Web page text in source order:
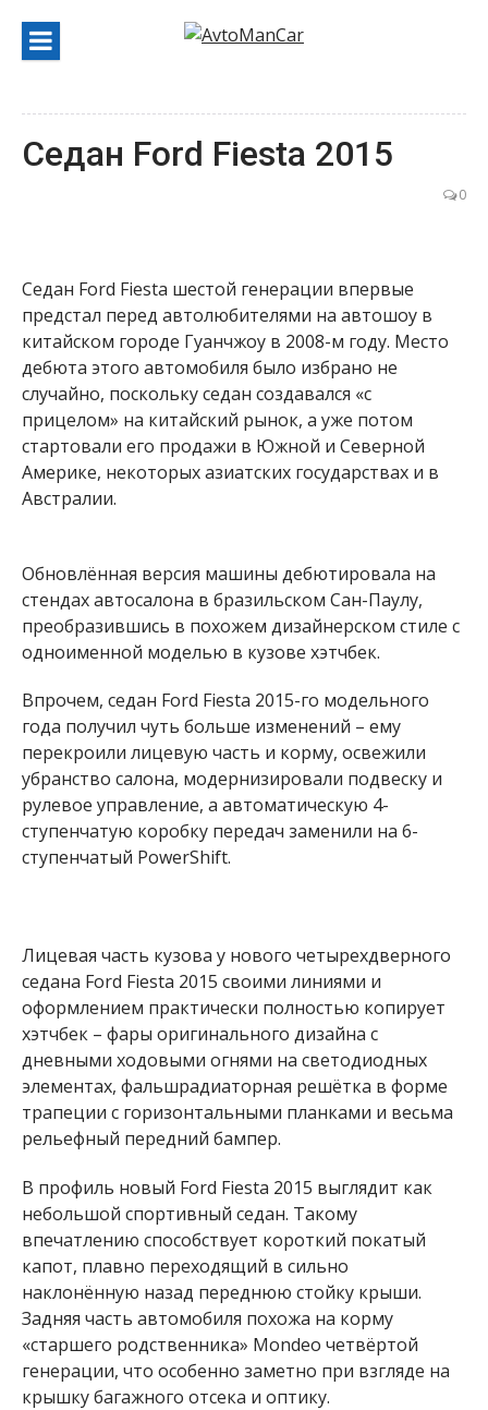
содержанию
Седан Ford Fiesta 2015
0
Седан Ford Fiesta шестой генерации впервые
предстал перед автолюбителями на автошоу в
китайском городе Гуанчжоу в 2008-м году. Место
дебюта этого автомобиля было избрано не
случайно, поскольку седан создавался «с
прицелом» на китайский рынок, а уже потом
стартовали его продажи в Южной и Северной
Америке, некоторых азиатских государствах и в
Австралии.
Обновлённая версия машины дебютировала на
стендах автосалона в бразильском Сан-Паулу,
преобразившись в похожем дизайнерском стиле с
одноименной моделью в кузове хэтчбек.
Впрочем, седан Ford Fiesta 2015-го модельного
года получил чуть больше изменений – ему
перекроили лицевую часть и корму, освежили
убранство салона, модернизировали подвеску и
рулевое управление, а автоматическую 4-
ступенчатую коробку передач заменили на 6-
ступенчатый PowerShift.
Лицевая часть кузова у нового четырехдверного
седана Ford Fiesta 2015 своими линиями и
оформлением практически полностью копирует
хэтчбек – фары оригинального дизайна с
дневными ходовыми огнями на светодиодных
элементах, фальшрадиаторная решётка в форме
трапеции с горизонтальными планками и весьма
рельефный передний бампер.
В профиль новый Ford Fiesta 2015 выглядит как
небольшой спортивный седан. Такому
впечатлению способствует короткий покатый
капот, плавно переходящий в сильно
наклонённую назад переднюю стойку крыши.
Задняя часть автомобиля похожа на корму
«старшего родственника» Mondeo четвёртой
генерации, что особенно заметно при взгляде на
крышку багажного отсека и оптику.